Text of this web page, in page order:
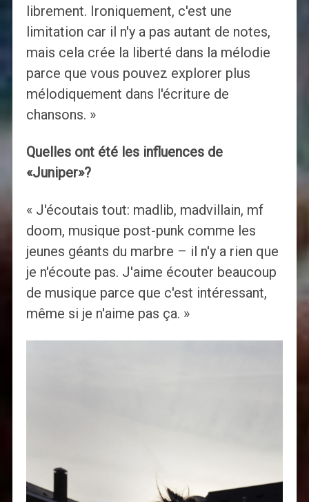
librement. Ironiquement, c'est une
limitation car il n'y a pas autant de notes,
mais cela crée la liberté dans la mélodie
parce que vous pouvez explorer plus
mélodiquement dans l'écriture de
chansons. »
Quelles ont été les influences de
«Juniper»?
« J'écoutais tout: madlib, madvillain, mf
doom, musique post-punk comme les
jeunes géants du marbre – il n'y a rien que
je n'écoute pas. J'aime écouter beaucoup
de musique parce que c'est intéressant,
même si je n'aime pas ça. »